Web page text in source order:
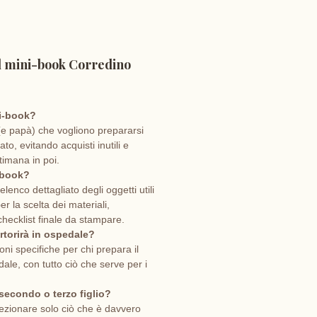
, evitando acquisti
da un’ostetrica, con
esperienza e tanto
ti guida passo dopo
scelta di vestiti,
accessori e
della cameretta.
uno stile semplice,
mini-book Corredino
book?
papà) che vogliono prepararsi
evitando acquisti inutili e
in poi.
dettagliato degli oggetti utili
la scelta dei materiali,
finale da stampare.
in ospedale?
specifiche per chi prepara il
con tutto ciò che serve per i
o terzo figlio?
solo ciò che è davvero